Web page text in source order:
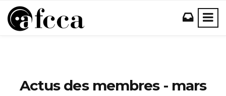
Actus des membres - mars